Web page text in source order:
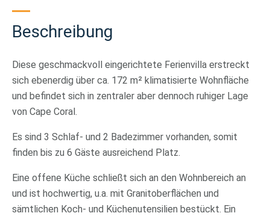
Beschreibung
Diese geschmackvoll eingerichtete Ferienvilla erstreckt
sich ebenerdig über ca. 172 m² klimatisierte Wohnfläche
und befindet sich in zentraler aber dennoch ruhiger Lage
von Cape Coral.
Es sind 3 Schlaf- und 2 Badezimmer vorhanden, somit
finden bis zu 6 Gäste ausreichend Platz.
Eine offene Küche schließt sich an den Wohnbereich an
und ist hochwertig, u.a. mit Granitoberflächen und
sämtlichen Koch- und Küchenutensilien bestückt. Ein